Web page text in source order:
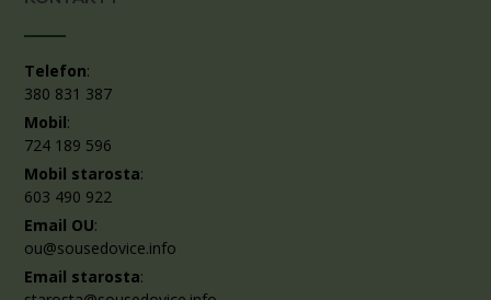
Telefon:
380 831 387
Mobil:
724 189 596
Mobil starosta:
603 490 922
Email OU:
ou@sousedovice.info
Email starosta: